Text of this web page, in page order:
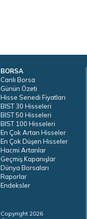
BORSA
Canlı Borsa
Günün Özeti
Hisse Senedi Fiyatları
BIST 30 Hisseleri
BIST 50 Hisseleri
BIST 100 Hisseleri
En Çok Artan Hisseler
En Çok Düşen Hisseler
Hacmi Artanlar
Geçmiş Kapanışlar
Dünya Borsaları
Raporlar
Endeksler
Copyright 2026